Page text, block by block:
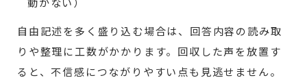
動かない）
自由記述を多く盛り込む場合は、回答内容の読み取
りや整理に工数がかかります。回収した声を放置す
ると、不信感につながりやすい点も見逃せません。